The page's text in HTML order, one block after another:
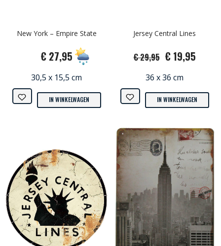
New York – Empire State
€ 27,95
30,5 x 15,5 cm
IN WINKELWAGEN
Jersey Central Lines
€ 29,95 € 19,95
36 x 36 cm
IN WINKELWAGEN